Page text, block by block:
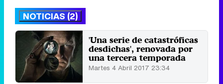
NOTICIAS (2)
'Una serie de catastróficas
desdichas', renovada por
una tercera temporada
Martes 4 Abril 2017 23:34